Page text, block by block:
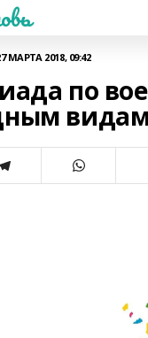
МАРТА 2018, 09:42
по
видам